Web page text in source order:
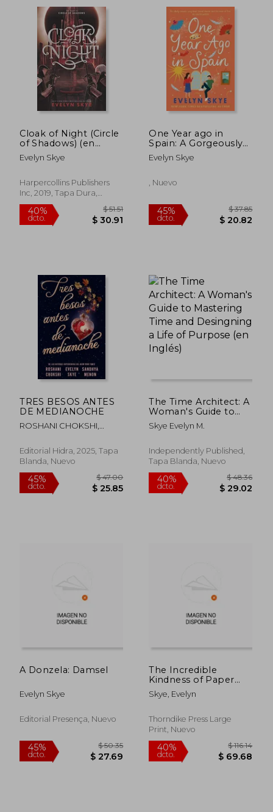
40%
dcto. $ 30.10
45%
dcto.
40%
dcto. $ 30.91 dcto. $
Cloak of Night (Circle
of Shadows) (en
Inglés)
Evelyn Skye
Harpercollins Publishers
Inc, 2019, Tapa Dura,
Nuevo
40% $ 51.51
One Year ago in
Spain: A Gorgeously
Sweeping High
Concept Love Story
the Hundred Loves of
Evelyn Skye
, Nuevo
45%
dcto.
TRES BESOS ANTES
DE MEDIANOCHE
ROSHANI CHOKSHI,
MENON
Editorial Hidra, 2025, Tapa
Blanda, Nuevo
The Time Architect: A
Woman's Guide to
Mastering Time and
Desingning a Life of
Skye Evelyn M.
Independently Published,
Tapa Blanda, Nuevo
A Donzela: Damsel
Evelyn Skye
Editorial Presença, Nuevo
The Incredible
Kindness of Paper
(en Inglés)
Skye, Evelyn
Thorndike Press Large
Print, Nuevo